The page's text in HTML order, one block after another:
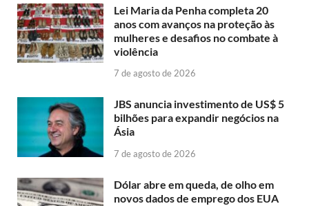
Lei Maria da Penha completa 20
anos com avanços na proteção às
mulheres e desafios no combate à
violência
7 de agosto de 2026
JBS anuncia investimento de US$ 5
bilhões para expandir negócios na
Ásia
7 de agosto de 2026
Dólar abre em queda, de olho em
novos dados de emprego dos EUA